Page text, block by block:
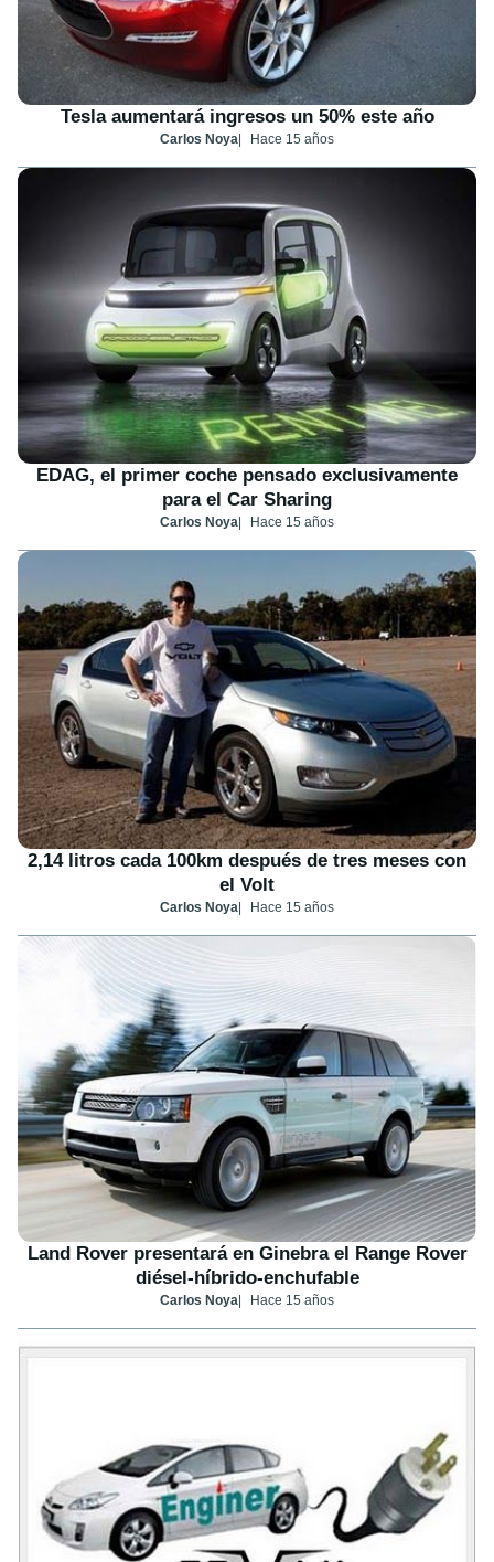
Tesla aumentará ingresos un 50% este año
Carlos Noya Hace 15 años
EDAG, el primer coche pensado exclusivamente
para el Car Sharing
Carlos Noya Hace 15 años
2,14 litros cada 100km después de tres meses con
el Volt
Carlos Noya Hace 15 años
Land Rover presentará en Ginebra el Range Rover
diésel-híbrido-enchufable
Carlos Noya Hace 15 años